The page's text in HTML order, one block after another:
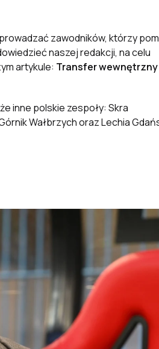
zawodników, którzy
naszej redakcji, na celu
artykule: Transfer wewnętrzny
inne polskie zespoły: Skra
Wałbrzych oraz Lechia